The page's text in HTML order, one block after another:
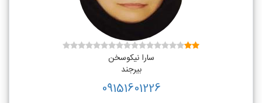
سارا نیکوسخن
بیرجند
09151601226